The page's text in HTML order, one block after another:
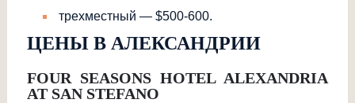
трехместный — $500-600.
ЦЕНЫ В АЛЕКСАНДРИИ
FOUR SEASONS HOTEL ALEXANDRIA
AT SAN STEFANO